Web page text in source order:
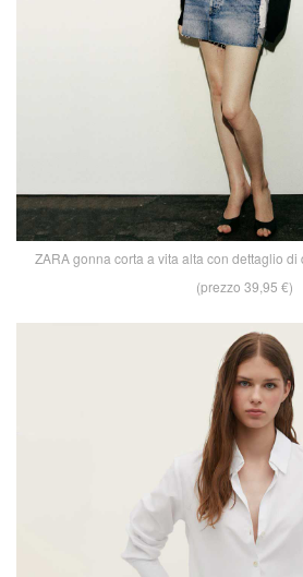
ZARA gonna corta a vita alta con dettaglio
(prezzo 39,95 €)